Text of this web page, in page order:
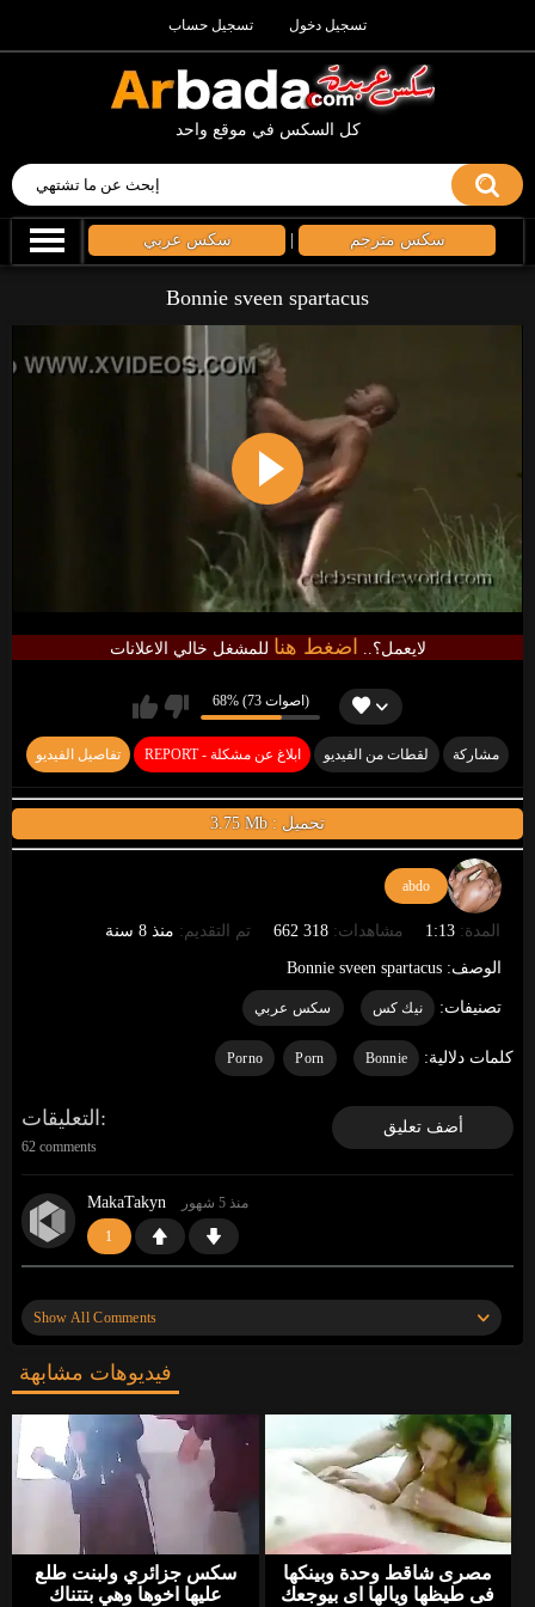
تسجيل حساب تسجيل دخول
كل السكس في موقع واحد
سكس عربي سكس مترجم
Bonnie sveen spartacus
لايعمل؟.. اضغط هنا للمشغل خالي الاعلانات
68% (73 اصوات)
تفاصيل الفيديو REPORT - ابلاغ عن مشكلة لقطات من الفيديو مشاركة
3.75 Mb : تحميل
abdo
المدة: 1:13 مشاهدات:318 662 تم التقديم: منذ 8 سنة
الوصف: Bonnie sveen spartacus
تصنيفات: نيك كس سكس عربي
كلمات دلالية: Bonnie
Porn
Porno
أضف تعليق التعليقات
62 comments
1
MakaTakyn منذ 5 شهور
موقعًا أن آلاف الفتيات العازبات ينتظرن ممارسة الجنس.
انظروا إليهم»
MakaTakyn
«
«
وقف قبالة النطر. أعرف
موقعًا أن آلاف الفتيات العازبات ينتظرن ممارسة الجنس.
انظروا إليهم»»
1
BellaWow
Show All Comments
فيديوهات مشابهة
سكس جزائري ولبنت طلع
عليها اخوها وهي بتتناك
مصرى شاقط وحدة وبينكها
فى طيظها ويالها اى بيوجعك